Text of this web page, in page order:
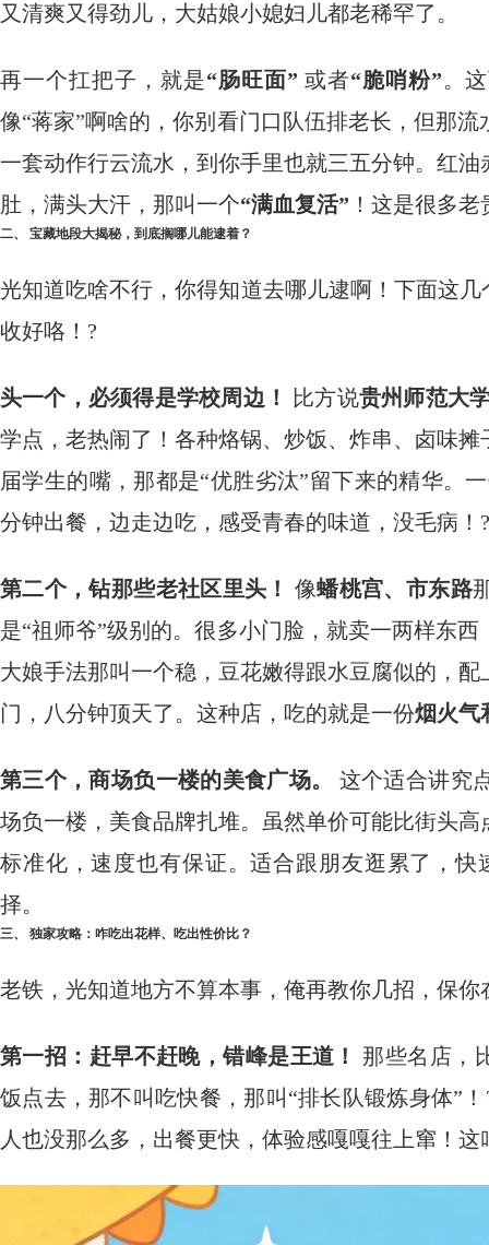
又清爽又得劲儿，大姑娘小媳妇儿都老稀罕了。
再一个扛把子，就是“肠旺面” ​ 或者“脆哨粉”。
像“蒋家”啊啥的，你别看门口队伍排老长，但那
一套动作行云流水，到你手里也就三五分钟。红
肚，满头大汗，那叫一个“满血复活” ！这是很多
二、 宝藏地段大揭秘，到底搁哪儿能逮着？
光知道吃啥不行，你得知道去哪儿逮啊！下面这
收好咯！?️
头一个，必须得是学校周边！ ​ 比方说贵州师范大
学点，老热闹了！各种烙锅、炒饭、炸串、卤味
届学生的嘴，那都是“优胜劣汰”留下来的精华。
分钟出餐，边走边吃，感受青春的味道，没毛病！?
第二个，钻那些老社区里头！ ​ 像蟠桃宫、市东路
是“祖师爷”级别的。很多小门脸，就卖一两样东
大娘手法那叫一个稳，豆花嫩得跟水豆腐似的，
门，八分钟顶天了。这种店，吃的就是一份烟火气
第三个，商场负一楼的美食广场。
这个适合讲究
场负一楼，美食品牌扎堆。虽然单价可能比街头
标准化，速度也有保证。适合跟朋友逛累了，快
择。
三、 独家攻略：咋吃出花样、吃出性价比？
老铁，光知道地方不算本事，俺再教你几招，保你
第一招：赶早不赶晚，错峰是王道！
那些名店，
饭点去，那不叫吃快餐，那叫“排长队锻炼身体”
人也没那么多，出餐更快，体验感嘎嘎往上窜！这